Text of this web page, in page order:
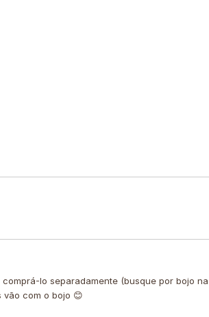
lo separadamente (busque por bojo
com o bojo 😊